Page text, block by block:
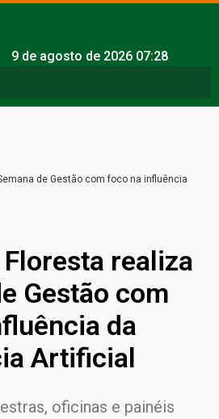
9 de agosto de 2026 07:28
de Gestão com foco na influência
realiza
Gestão com
da
Artificial
oficinas e painéis